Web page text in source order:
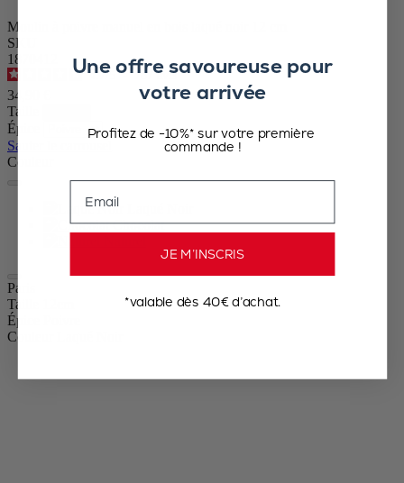
Moulin à poivre manuel en bois laqué noir 12 cm
SKU
1870412
4.7/5- 787avis
34,90 €
Taille
Épice
Sauter le carrousel
Couleur
Chocolat
Paris
Taille
Épice
Couleur
Une offre savoureuse pour
votre arrivée
Profitez de -10%* sur votre première
commande !
JE M’INSCRIS
*valable dès 40€ d’achat.